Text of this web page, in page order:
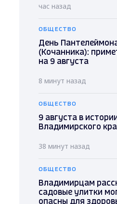
час назад
ОБЩЕСТВО
День
(Кочанника):
на 9 августа
8 минут назад
ОБЩЕСТВО
9 августа в истории
Владимирского
38 минут назад
ОБЩЕСТВО
Владимирцам
садовые улитки
опасны для